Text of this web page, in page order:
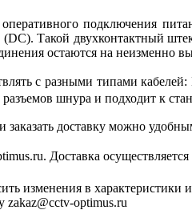
подключения
Такой двухконтактный
остаются на неизменно
с разными типами
шнура и подходит к
доставку можно
Доставка
изменения в
optimus.ru